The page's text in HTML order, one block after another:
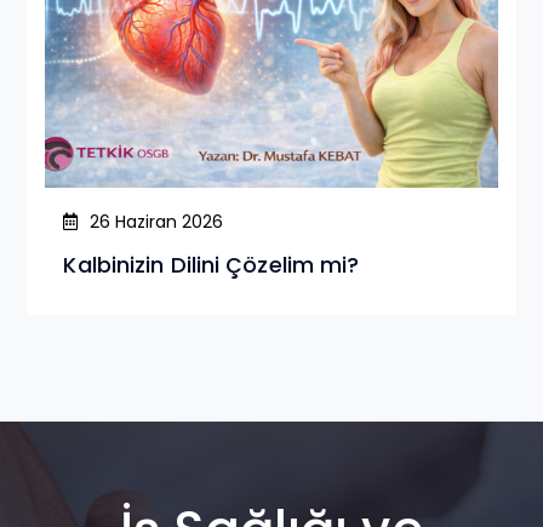
26 Haziran 2026
Kalbinizin Dilini Çözelim mi?